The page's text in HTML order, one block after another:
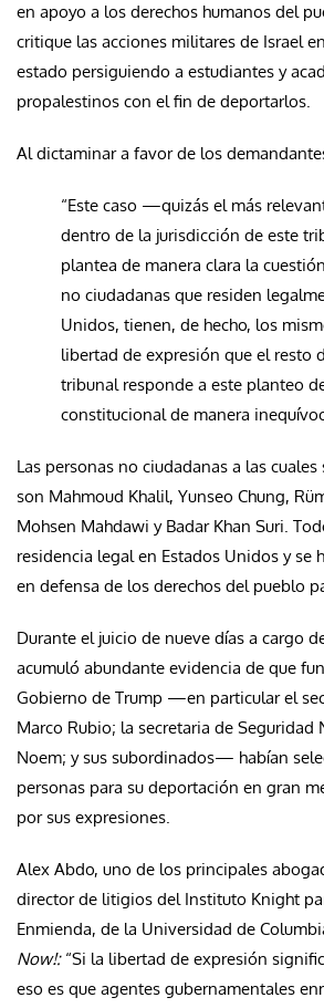
en apoyo a los derechos humanos del
critique las acciones militares de Israel
estado persiguiendo a estudiantes y
propalestinos con el fin de deportarlos.
Al dictaminar a favor de los
“Este caso —quizás el más
dentro de la jurisdicción de este
plantea de manera clara la
no ciudadanas que residen
Unidos, tienen, de hecho, los
libertad de expresión que el resto
tribunal responde a este planteo
constitucional de manera
Las personas no ciudadanas a las cuales
son Mahmoud Khalil, Yunseo Chung,
Mohsen Mahdawi y Badar Khan Suri.
residencia legal en Estados Unidos y se
en defensa de los derechos del pueblo
Durante el juicio de nueve días a cargo
acumuló abundante evidencia de que
Gobierno de Trump —en particular el
Marco Rubio; la secretaria de Seguridad
Noem; y sus subordinados— habían
personas para su deportación en gran
por sus expresiones.
Alex Abdo, uno de los principales
director de litigios del Instituto Knight
Enmienda, de la Universidad de
Now!:“Si la libertad de expresión
eso es que agentes gubernamentales